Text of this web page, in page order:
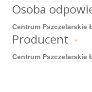
Osoba
Centrum Pszczelarskie
Producent »
Centrum Pszczelarskie